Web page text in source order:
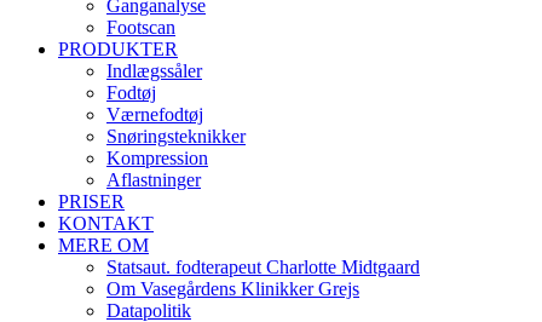
Ganganalyse
Footscan
PRODUKTER
Indlægssåler
Fodtøj
Værnefodtøj
Snøringsteknikker
Kompression
Aflastninger
PRISER
KONTAKT
MERE OM
Statsaut. fodterapeut Charlotte Midtgaard
Om Vasegårdens Klinikker Grejs
Datapolitik